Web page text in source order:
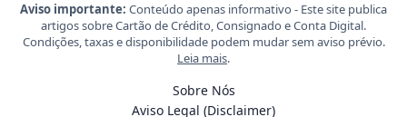
Aviso importante: Conteúdo apenas informativo - Este site publica
artigos sobre Cartão de Crédito, Consignado e Conta Digital.
Condições, taxas e disponibilidade podem mudar sem aviso prévio.
Leia mais.
Sobre Nós
Aviso Legal (Disclaimer)